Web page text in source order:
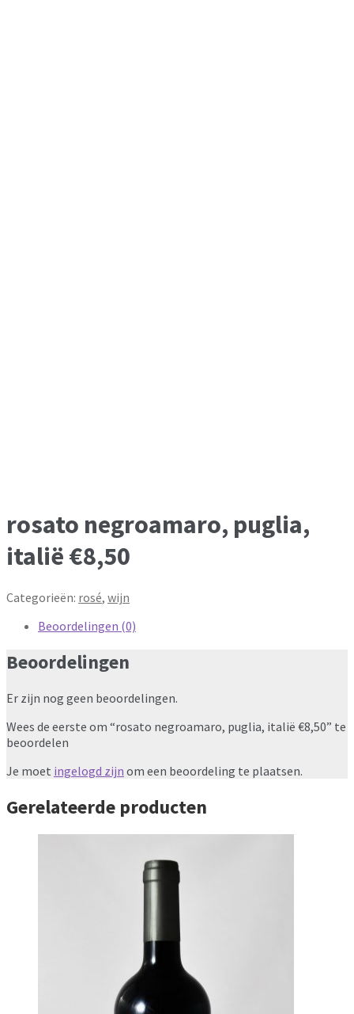
rosato negroamaro, puglia,
italië €8,50
Categorieën: rosé, wijn
Beoordelingen (0)
Beoordelingen
Er zijn nog geen beoordelingen.
Wees de eerste om “rosato negroamaro, puglia, italië €8,50” te
beoordelen
Je moet ingelogd zijn om een beoordeling te plaatsen.
Gerelateerde producten